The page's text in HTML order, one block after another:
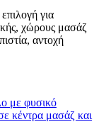
για
χώρους μασάζ
αντοχή